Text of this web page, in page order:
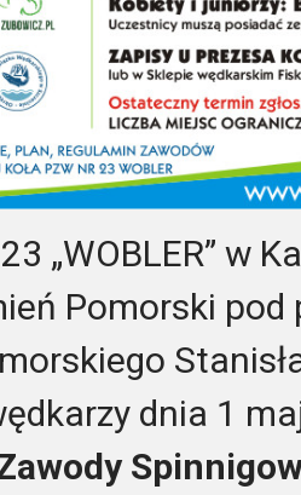
„WOBLER” w
Pomorski
dnia 1